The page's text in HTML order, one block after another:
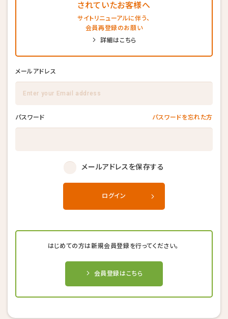
されていたお客様へ
サイトリニューアルに伴う、
会員再登録のお願い
詳細はこちら
メールアドレス
パスワード パスワードを忘れた方
メールアドレスを保存する
ログイン
はじめての方は新規会員登録を行ってください。
会員登録はこちら